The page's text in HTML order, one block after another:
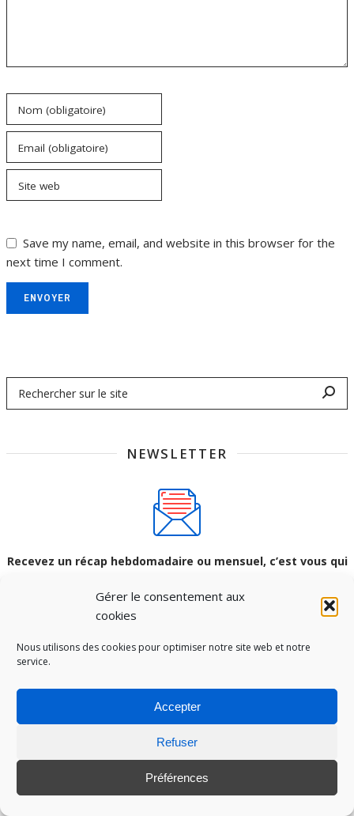
Gérer le consentement aux
cookies
Nous utilisons des cookies pour optimiser notre site web et notre
service.
Accepter
Refuser
Préférences
Nom (obligatoire)
Email (obligatoire)
Site web
Save my name, email, and website in this browser for the
next time I comment.
ENVOYER
NEWSLETTER
Recevez un récap hebdomadaire ou mensuel, c’est vous qui
Articles populaires
KBEAUTY : L’ECRASANTE VAGUE COREENNE